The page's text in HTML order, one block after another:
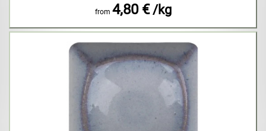
from 4,80 € /kg